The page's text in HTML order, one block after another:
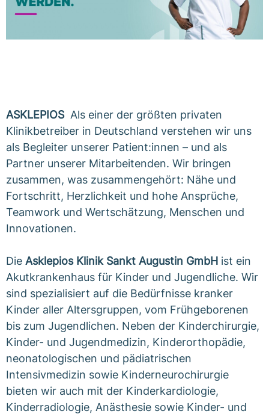
ASKLEPIOSAls einer der größten privaten
Klinikbetreiber in Deutschland verstehen wir uns
als Begleiter unserer Patient:innen – und als
Partner unserer Mitarbeitenden. Wir bringen
zusammen, was zusammengehört: Nähe und
Fortschritt, Herzlichkeit und hohe Ansprüche,
Teamwork und Wertschätzung, Menschen und
Innovationen.
Die Asklepios Klinik Sankt Augustin GmbH ist ein
Akutkrankenhaus für Kinder und Jugendliche. Wir
sind spezialisiert auf die Bedürfnisse kranker
Kinder aller Altersgruppen, vom Frühgeborenen
bis zum Jugendlichen. Neben der Kinderchirurgie,
Kinder- und Jugendmedizin, Kinderorthopädie,
neonatologischen und pädiatrischen
Intensivmedizin sowie Kinderneurochirurgie
bieten wir auch mit der Kinderkardiologie,
Kinderradiologie, Anästhesie sowie Kinder- und